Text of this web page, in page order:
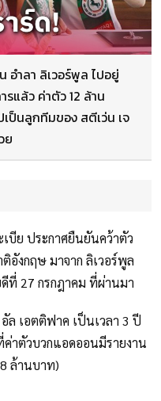
อำลา ลิเวอร์พูล ไปอยู่
แล้ว ค่าตัว 12 ล้าน
เป็นลูกทีมของ สตีเว่น เจ
ย
บีย ประกาศยืนยันคว้าตัว
อังกฤษ มาจาก ลิเวอร์พูล
ที่ 27 กรกฎาคม ที่ผ่านมา
เอตติฟาค เป็นเวลา 3 ปี
าตัวบวกแอดออนมีรายงาน
ล้านบาท)